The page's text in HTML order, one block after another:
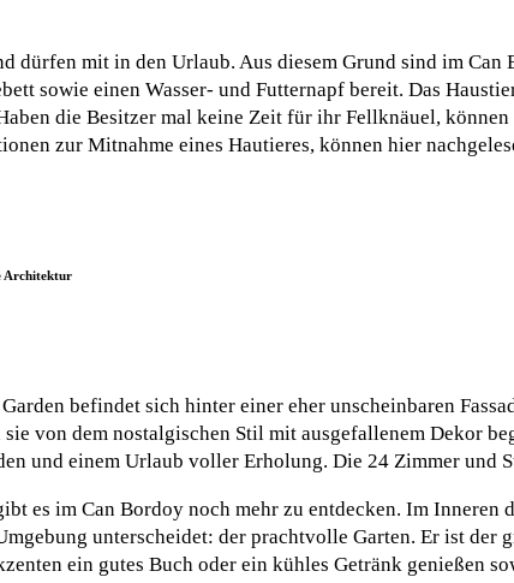
dürfen mit in den Urlaub. Aus diesem Grund sind im Can
sowie einen Wasser- und Futternapf bereit. Das
die Besitzer mal keine Zeit für ihr Fellknäuel,
zur Mitnahme eines Hautieres, können hier
Architektur
befindet sich hinter einer eher unscheinbaren
sie von dem nostalgischen Stil mit ausgefallenem Dekor
und einem Urlaub voller Erholung. Die 24 Zimmer und
es im Can Bordoy noch mehr zu entdecken. Im
unterscheidet: der prachtvolle Garten. Er ist der
ein gutes Buch oder ein kühles Getränk genießen